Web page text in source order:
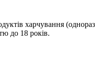
харчування
до 18 років.